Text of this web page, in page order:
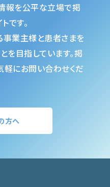
報を公平な立場で掲
です。
業主様と患者さまを
を目指しています。掲
にお問い合わせくだ
方へ